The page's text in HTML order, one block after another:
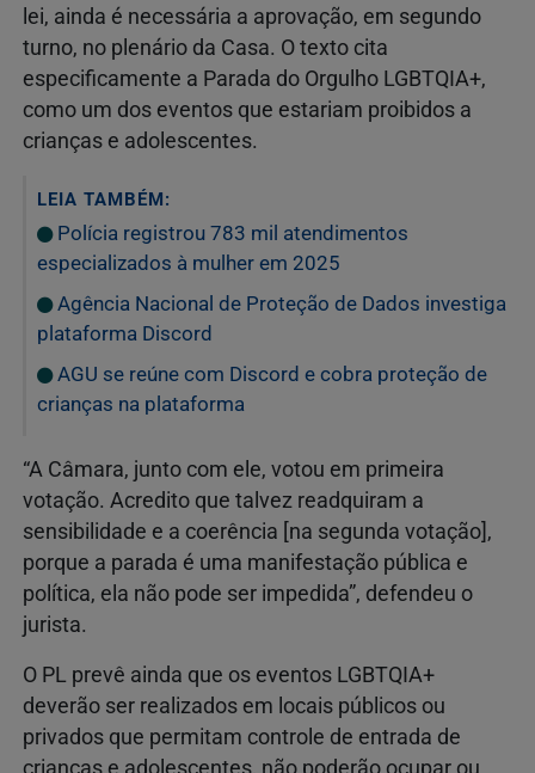
lei, ainda é necessária a aprovação, em segundo
turno, no plenário da Casa. O texto cita
especificamente a Parada do Orgulho LGBTQIA+,
como um dos eventos que estariam proibidos a
crianças e adolescentes.
LEIA TAMBÉM:
Polícia registrou 783 mil atendimentos
especializados à mulher em 2025
Agência Nacional de Proteção de Dados investiga
plataforma Discord
AGU se reúne com Discord e cobra proteção de
crianças na plataforma
“A Câmara, junto com ele, votou em primeira
votação. Acredito que talvez readquiram a
sensibilidade e a coerência [na segunda votação],
porque a parada é uma manifestação pública e
política, ela não pode ser impedida”, defendeu o
jurista.
O PL prevê ainda que os eventos LGBTQIA+
deverão ser realizados em locais públicos ou
privados que permitam controle de entrada de